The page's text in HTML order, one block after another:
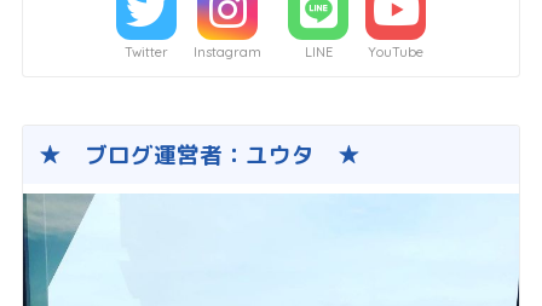
Twitter Instagram LINE YouTube
★ ブログ運営者：ユウタ ★